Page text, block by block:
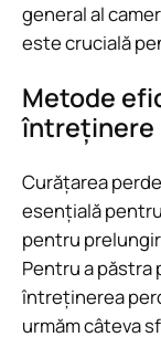
general al
este crucială
Metode
întreținere
Curățarea
esențială
pentru
Pentru a păstra
întreținerea
urmăm câteva